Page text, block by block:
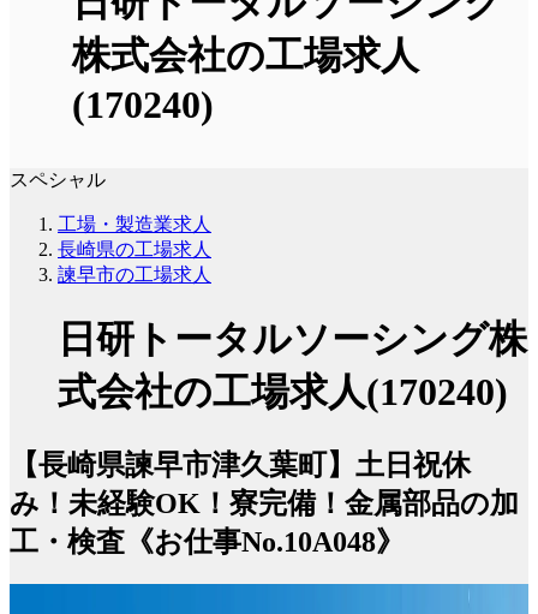
株式会社の工場求人
(170240)
スペシャル
工場・製造業求人
長崎県の工場求人
諫早市の工場求人
日研トータルソーシング株
式会社の工場求人(170240)
【長崎県諫早市津久葉町】土日祝休
み！未経験OK！寮完備！金属部品の加
工・検査《お仕事No.10A048》